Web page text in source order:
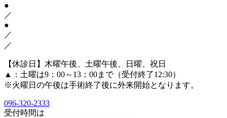
●
／
●
／
／
【休診日】木曜午後、土曜午後、日曜、祝日
▲
：土曜は9：00～13：00まで（受付終了12:30）
※火曜日の午後は手術終了後に外来開始となります。
096-320-2333
受付時間は